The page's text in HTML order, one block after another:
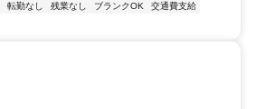
転勤なし 残業なし ブランクOK
交通費支給